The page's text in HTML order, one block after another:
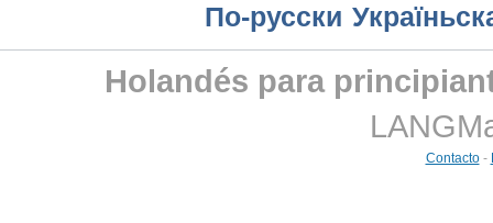
По-русски
Holandés para
Contacto-